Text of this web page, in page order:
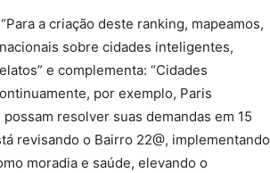
a criação deste ranking, mapeamos,
sobre cidades inteligentes,
e complementa: “Cidades
por exemplo, Paris
resolver suas demandas em 15
revisando o Bairro 22@, implementando
moradia e saúde, elevando o